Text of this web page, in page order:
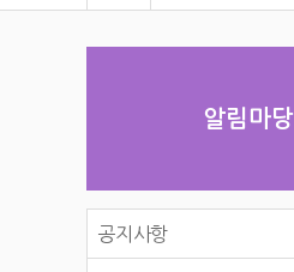
알림마당
공지사항